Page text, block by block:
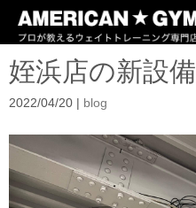
姪浜店の新設備
2022/04/20 | blog